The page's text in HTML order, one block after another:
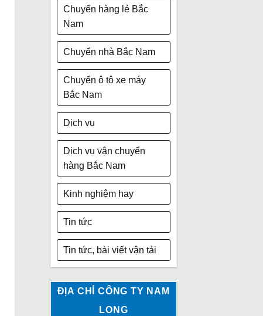
Chuyển hàng lẻ Bắc
Nam
Chuyển nhà Bắc Nam
Chuyển ô tô xe máy
Bắc Nam
Dịch vụ
Dịch vụ vận chuyển
hàng Bắc Nam
Kinh nghiệm hay
Tin tức
Tin tức, bài viết vận tải
ĐỊA CHỈ CÔNG TY NAM
LONG